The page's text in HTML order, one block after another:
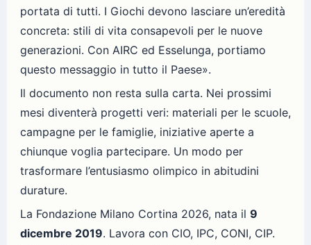
portata di tutti. I Giochi devono lasciare un’eredità
concreta: stili di vita consapevoli per le nuove
generazioni. Con AIRC ed Esselunga, portiamo
questo messaggio in tutto il Paese».
Il documento non resta sulla carta. Nei prossimi
mesi diventerà progetti veri: materiali per le scuole,
campagne per le famiglie, iniziative aperte a
chiunque voglia partecipare. Un modo per
trasformare l’entusiasmo olimpico in abitudini
durature.
La Fondazione Milano Cortina 2026, nata il 9
dicembre 2019. Lavora con CIO, IPC, CONI, CIP.